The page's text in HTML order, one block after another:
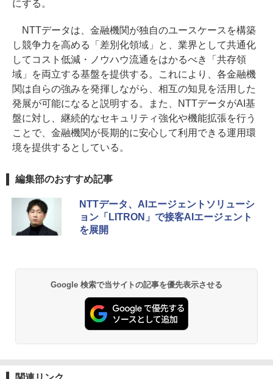
にする。
NTTデータは、金融機関が独自のユースケースを構築
し競争力を高める「差別化領域」と、業界として共通化
してコスト低減・ノウハウ流通をはかるべき「共存領
域」を両立する基盤を提供する。これにより、各金融機
関は自らの強みを発揮しながら、相互の知見を活用した
発展が可能になると説明する。また、NTTデータがAI基
盤に対し、継続的なセキュリティ強化や機能拡張を行う
ことで、金融機関が長期的に安心して利用できる運用環
境を提供するとしている。
編集部のおすすめ記事
NTTデータ、AIエージェントソリューシ
ョン「LITRON」で接客AIエージェント
を展開
Google 検索で当サイトの記事を優先表示させる